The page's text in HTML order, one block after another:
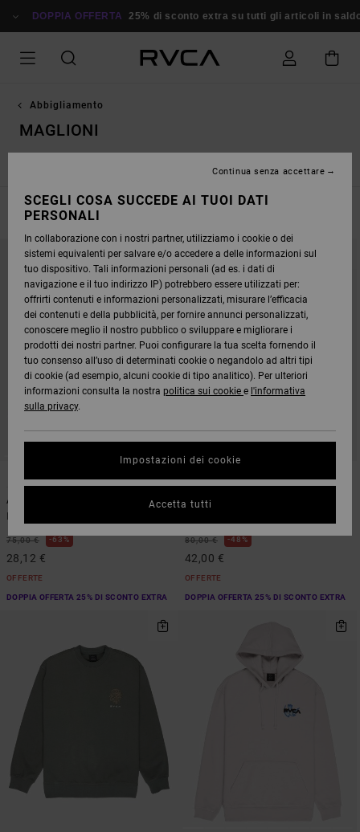
ALLA
DOPPIA OFFERTA 25% di sconto extra su tutti gli articoli in
Abbigliamento
MAGLIONI
Maglioni Giacche
FILTRA E ORDINA
SALTA
CRITERI
FILTRO
VISUALIZZA
Antonia Figueiredo Twin Tulips
75,00 € 63%
28,12 €
OFFERTE
DOPPIA OFFERTA 25% DI SCONTO EXTRA
Mirage
80,00 € 48%
42,00 €
OFFERTE
DOPPIA OFFERTA 25% DI SCONTO EXTRA
SCEGLI COSA SUCCEDE AI TUOI DATI
PERSONALI
In collaborazione con i nostri partner, utilizziamo i cookie o dei
sistemi equivalenti per salvare e/o accedere a delle informazioni sul
tuo dispositivo. Tali informazioni personali (ad es. i dati di
navigazione e il tuo indirizzo IP) potrebbero essere utilizzati per:
offrirti contenuti e informazioni personalizzati, misurare l’efficacia
dei contenuti e della pubblicità, per fornire annunci personalizzati,
conoscere meglio il nostro pubblico o sviluppare e migliorare i
prodotti dei nostri partner. Puoi configurare la tua scelta fornendo il
tuo consenso all’uso di determinati cookie o negandolo ad altri tipi
di cookie (ad esempio, alcuni cookie di tipo analitico). Per ulteriori
informazioni consulta la nostra politica sui cookie e l'informativa
sulla privacy.
Impostazioni dei cookie
Continua senza accettare
Accetta tutti